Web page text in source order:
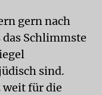
gern nach
Schlimmste
sind.
weit für die